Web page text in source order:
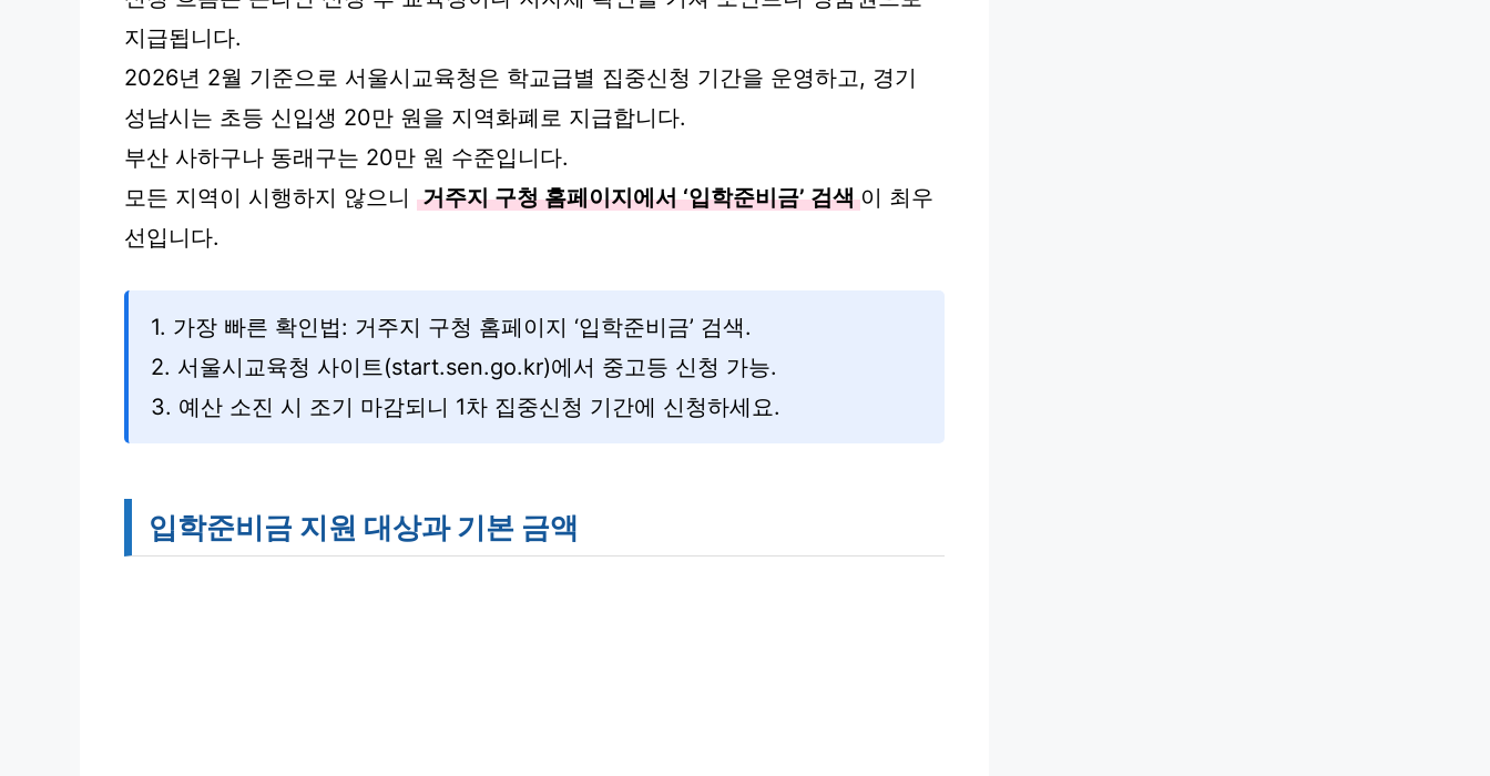
지급됩니다.
2026년 2월 기준으로 서울시교육청은 학교급별 집중신청 기간을 운영하고, 경기
성남시는 초등 신입생 20만 원을 지역화폐로 지급합니다.
부산 사하구나 동래구는 20만 원 수준입니다.
모든 지역이 시행하지 않으니 거주지 구청 홈페이지에서 ‘입학준비금’ 검색 이 최우
선입니다.
1. 가장 빠른 확인법: 거주지 구청 홈페이지 ‘입학준비금’ 검색.
2. 서울시교육청 사이트(start.sen.go.kr)에서 중고등 신청 가능.
3. 예산 소진 시 조기 마감되니 1차 집중신청 기간에 신청하세요.
입학준비금 지원 대상과 기본 금액